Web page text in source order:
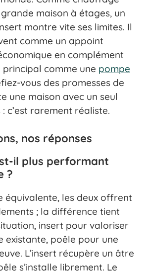
grande maison à étages, un
montre vite ses limites. Il
comme un appoint
en complément
principal comme une pompe
vous des promesses de
une maison avec un seul
c’est rarement réaliste.
nos réponses
il plus performant
?
équivalente, les deux offrent
; la différence tient
insert pour valoriser
existante, poêle pour une
L’insert récupère un âtre
s’installe librement. Le